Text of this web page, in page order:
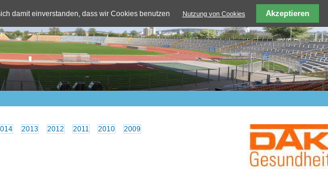
2013 2012 2011 2010 2009
damit einverstanden, dass wir Cookies benutzen Nutzung von Cookies Akzeptieren